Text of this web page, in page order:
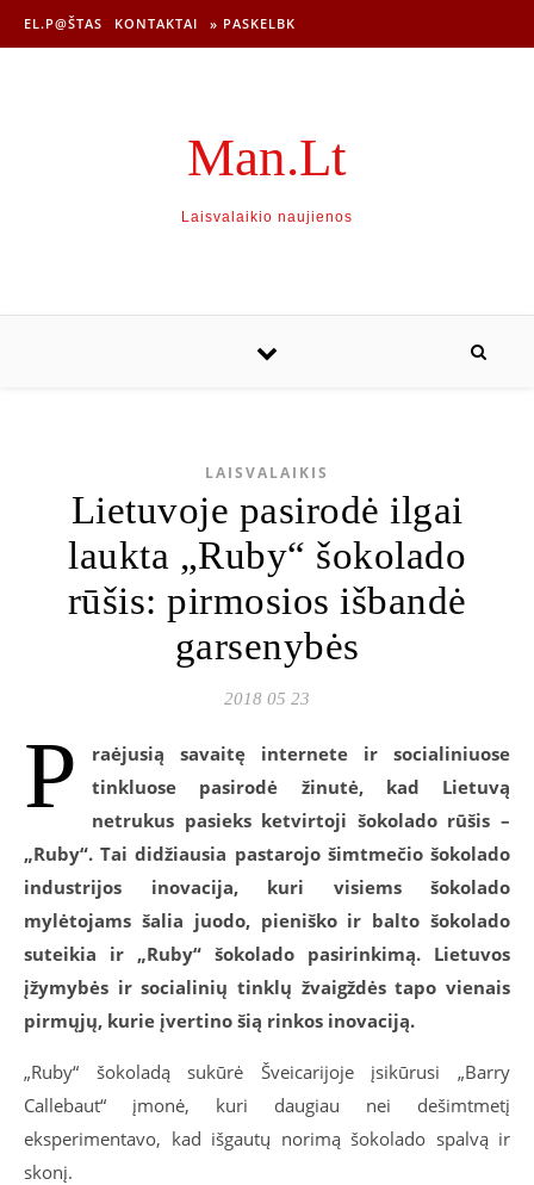
EL.P@ŠTAS KONTAKTAI » PASKELBK
Man.Lt
Laisvalaikio naujienos
LAISVALAIKIS
Lietuvoje pasirodė ilgai
laukta „Ruby“ šokolado
rūšis: pirmosios išbandė
garsenybės
2018 05 23
P
raėjusią savaitę internete ir socialiniuose
tinkluose pasirodė žinutė, kad Lietuvą
netrukus pasieks ketvirtoji šokolado rūšis –
„Ruby“. Tai didžiausia pastarojo šimtmečio šokolado
industrijos inovacija, kuri visiems šokolado
mylėtojams šalia juodo, pieniško ir balto šokolado
suteikia ir „Ruby“ šokolado pasirinkimą. Lietuvos
įžymybės ir socialinių tinklų žvaigždės tapo vienais
pirmųjų, kurie įvertino šią rinkos inovaciją.
„Ruby“ šokoladą sukūrė Šveicarijoje įsikūrusi „Barry
Callebaut“ įmonė, kuri daugiau nei dešimtmetį
eksperimentavo, kad išgautų norimą šokolado spalvą ir
skonį.